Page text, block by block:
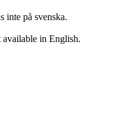
inte på svenska.
available in English.